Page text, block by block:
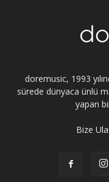
doremusic, 1993
sürede dünyaca ünlü
yapan
Bize